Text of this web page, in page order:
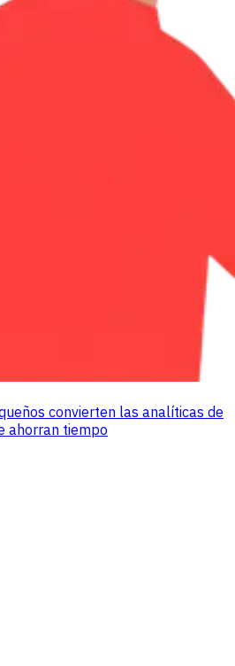
convierten las analíticas de
ahorran tiempo